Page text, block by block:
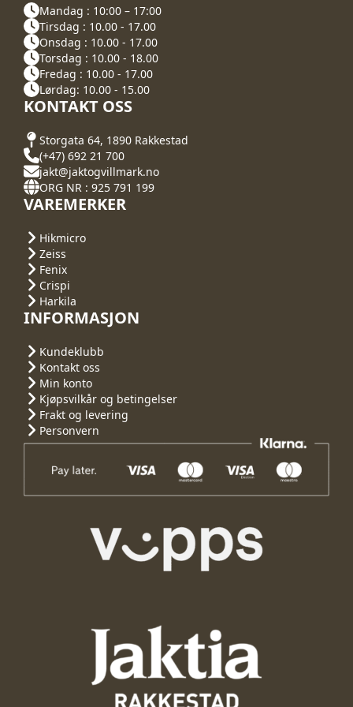
Mandag : 10:00 – 17:00
Tirsdag : 10.00 - 17.00
Onsdag : 10.00 - 17.00
Torsdag : 10.00 - 18.00
Fredag : 10.00 - 17.00
Lørdag: 10.00 - 15.00
KONTAKT OSS
Storgata 64, 1890 Rakkestad
(+47) 692 21 700
jakt@jaktogvillmark.no
ORG NR : 925 791 199
VAREMERKER
Hikmicro
Zeiss
Fenix
Crispi
Harkila
INFORMASJON
Kundeklubb
Kontakt oss
Min konto
Kjøpsvilkår og betingelser
Frakt og levering
Personvern